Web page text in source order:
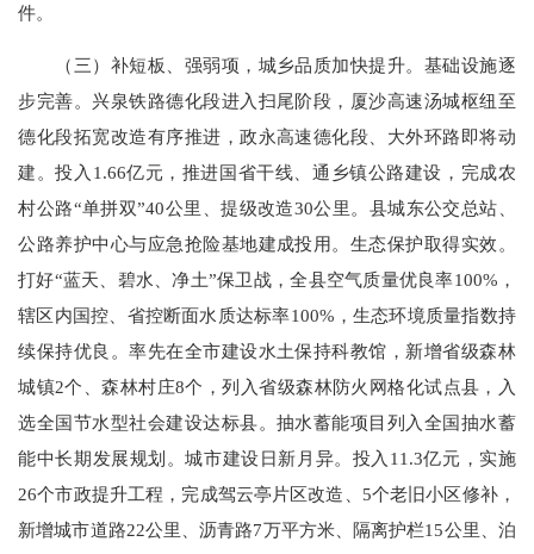
件。
（三）补短板、强弱项，城乡品质加快提升。基础设施逐
步完善。兴泉铁路德化段进入扫尾阶段，厦沙高速汤城枢纽至
德化段拓宽改造有序推进，政永高速德化段、大外环路即将动
建。投入1.66亿元，推进国省干线、通乡镇公路建设，完成农
村公路“单拼双”40公里、提级改造30公里。县城东公交总站、
公路养护中心与应急抢险基地建成投用。生态保护取得实效。
打好“蓝天、碧水、净土”保卫战，全县空气质量优良率100%，
辖区内国控、省控断面水质达标率100%，生态环境质量指数持
续保持优良。率先在全市建设水土保持科教馆，新增省级森林
城镇2个、森林村庄8个，列入省级森林防火网格化试点县，入
选全国节水型社会建设达标县。抽水蓄能项目列入全国抽水蓄
能中长期发展规划。城市建设日新月异。投入11.3亿元，实施
26个市政提升工程，完成驾云亭片区改造、5个老旧小区修补，
新增城市道路22公里、沥青路7万平方米、隔离护栏15公里、泊